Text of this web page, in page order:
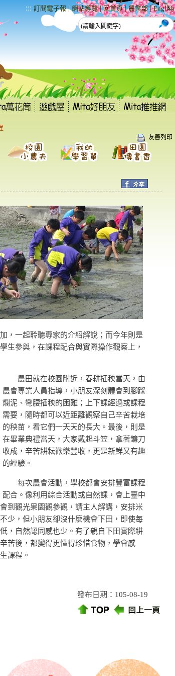
::: 訂閱電子報 |網站導覽 |回首頁 |農業部 |English
友善列印
，一起聆聽專家的介紹解說；而今年則是
生參與，在課程配合與實際操作觀察上，
農田就在校園附近，春耕插秧當天，由
農會專業人員指導，小朋友深刻體會到腳踩
爛泥、彎腰插秧的困難；上下課經過或課程
需要，隨時都可以近距離觀察自己辛苦栽培
的秧苗，看它們一天天的長大。最後，則是
在畢業典禮當天，大家戴起斗笠，拿著鐮刀
收成，辛苦耕耘歡樂豐收，更是新鮮又有趣
的經驗。
每次農會活動，學校都會安排豐富課程
配合。像利用綜合活動或自然課，會上臺中
到觀光果園觀參觀，請主人解講，安排米
少，但小朋友卻沒什麼機會下田，即使每
，自然認同感也少。有了親自下田實際耕
苦後，都變得更懂得珍惜食物，學會感
課程。
發布日期：105-08-19